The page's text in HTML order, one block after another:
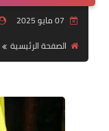
الصفحة الرئيسية